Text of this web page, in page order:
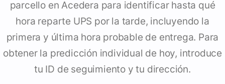
parcello en Acedera para identificar hasta qué
hora reparte UPS por la tarde, incluyendo la
primera y última hora probable de entrega. Para
obtener la predicción individual de hoy, introduce
tu ID de seguimiento y tu dirección.